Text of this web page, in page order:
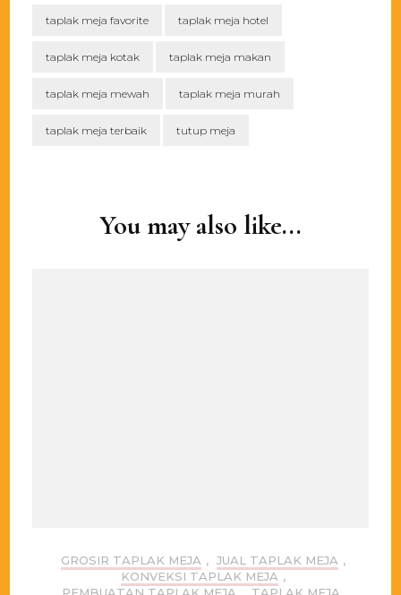
taplak meja favorite taplak meja hotel
taplak meja kotak taplak meja makan
taplak meja mewah taplak meja murah
taplak meja terbaik tutup meja
You may also like...
GROSIR TAPLAK MEJA , JUAL TAPLAK MEJA ,
KONVEKSI TAPLAK MEJA ,
PEMBUATAN TAPLAK MEJA , TAPLAK MEJA